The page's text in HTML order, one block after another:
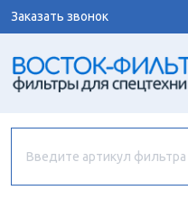
Заказать звонок